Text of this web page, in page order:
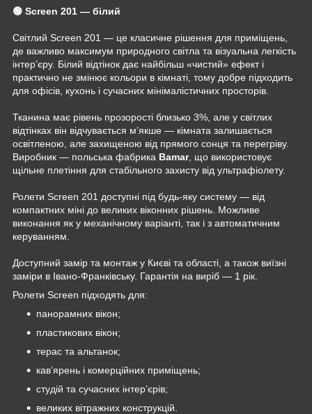
🟢 Screen 201 — білий
Світлий Screen 201 — це класичне рішення для приміщень,
де важливо максимум природного світла та візуальна легкість
інтер’єру. Білий відтінок дає найбільш «чистий» ефект і
практично не змінює кольори в кімнаті, тому добре підходить
для офісів, кухонь і сучасних мінімалістичних просторів.
Тканина має рівень прозорості близько 3%, але у світлих
відтінках він відчувається м’якше — кімната залишається
освітленою, але захищеною від прямого сонця та перегріву.
Виробник — польська фабрика Bamar, що використовує
щільне плетіння для стабільного захисту від ультрафіолету.
Ролети Screen 201 доступні під будь-яку систему — від
компактних міні до великих віконних рішень. Можливе
виконання як у механічному варіанті, так і з автоматичним
керуванням.
Доступний замір та монтаж у Києві та області, а також виїзні
заміри в Івано-Франківську. Гарантія на виріб — 1 рік.
Ролети Screen підходять для:
панорамних вікон;
пластикових вікон;
терас та альтанок;
кав’ярень і комерційних приміщень;
студій та сучасних інтер’єрів;
великих вітражних конструкцій.